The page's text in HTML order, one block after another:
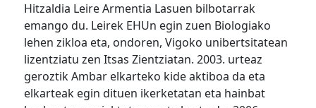
Hitzaldia Leire Armentia Lasuen bilbotarrak
emango du. Leirek EHUn egin zuen Biologiako
lehen zikloa eta, ondoren, Vigoko unibertsitatean
lizentziatu zen Itsas Zientziatan. 2003. urteaz
geroztik Ambar elkarteko kide aktiboa da eta
elkarteak egin dituen ikerketatan eta hainbat